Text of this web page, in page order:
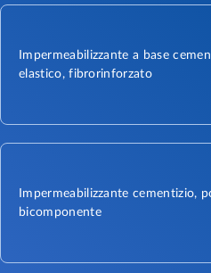
Impermeabilizzante a base
elastico, fibrorinforzato
Impermeabilizzante cementizio,
bicomponente